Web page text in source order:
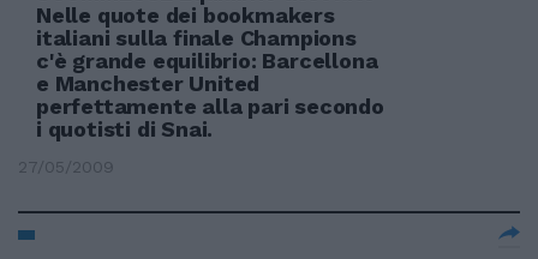
Nelle quote dei bookmakers
italiani sulla finale Champions
c'è grande equilibrio: Barcellona
e Manchester United
perfettamente alla pari secondo
i quotisti di Snai.
27/05/2009